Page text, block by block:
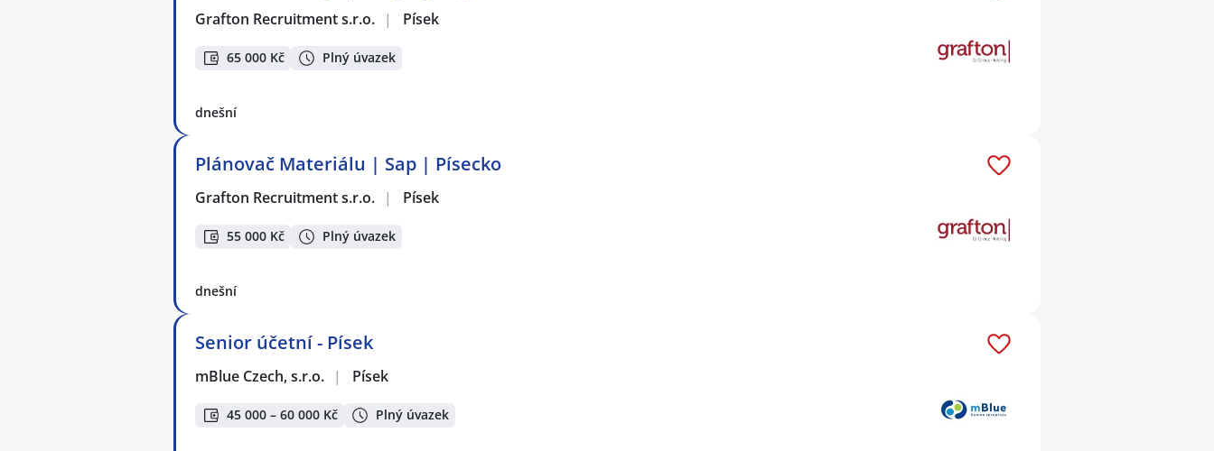
Grafton Recruitment s.r.o. | Písek
65 000 Kč Plný úvazek
dnešní
Plánovač Materiálu | Sap | Písecko
Grafton Recruitment s.r.o. | Písek
55 000 Kč Plný úvazek
dnešní
Senior účetní - Písek
mBlue Czech, s.r.o. | Písek
45 000 – 60 000 Kč Plný úvazek